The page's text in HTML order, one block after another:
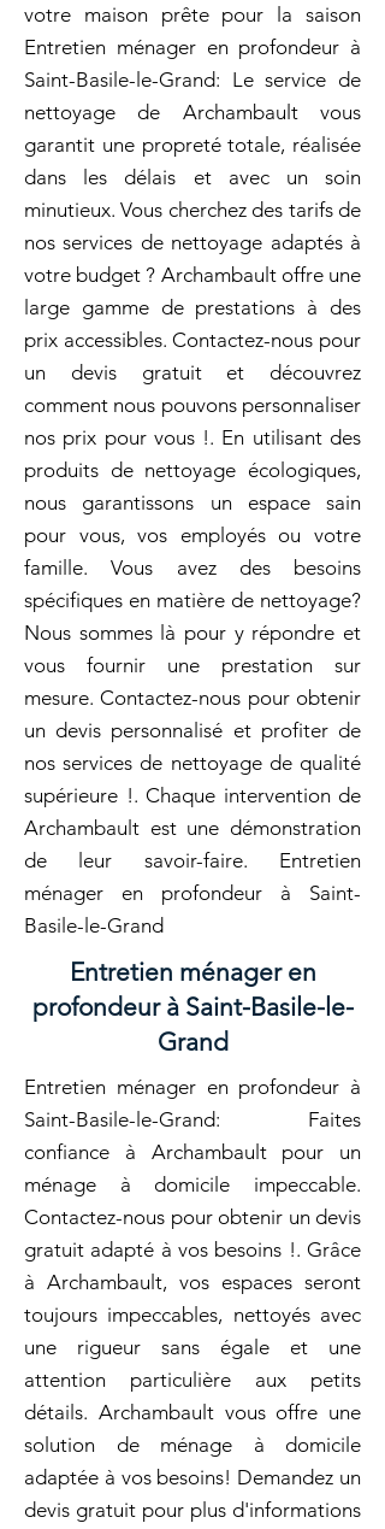
votre maison prête pour la saison
Entretien ménager en profondeur à
Saint-Basile-le-Grand: Le service de
nettoyage de Archambault vous
garantit une propreté totale, réalisée
dans les délais et avec un soin
minutieux. Vous cherchez des tarifs de
nos services de nettoyage adaptés à
votre budget ? Archambault offre une
large gamme de prestations à des
prix accessibles. Contactez-nous pour
un devis gratuit et découvrez
comment nous pouvons personnaliser
nos prix pour vous !. En utilisant des
produits de nettoyage écologiques,
nous garantissons un espace sain
pour vous, vos employés ou votre
famille. Vous avez des besoins
spécifiques en matière de nettoyage?
Nous sommes là pour y répondre et
vous fournir une prestation sur
mesure. Contactez-nous pour obtenir
un devis personnalisé et profiter de
nos services de nettoyage de qualité
supérieure !. Chaque intervention de
Archambault est une démonstration
de leur savoir-faire. Entretien
ménager en profondeur à Saint-
Basile-le-Grand
Entretien ménager en
profondeur à Saint-Basile-le-
Grand
Entretien ménager en profondeur à
Saint-Basile-le-Grand: Faites
confiance à Archambault pour un
ménage à domicile impeccable.
Contactez-nous pour obtenir un devis
gratuit adapté à vos besoins !. Grâce
à Archambault, vos espaces seront
toujours impeccables, nettoyés avec
une rigueur sans égale et une
attention particulière aux petits
détails. Archambault vous offre une
solution de ménage à domicile
adaptée à vos besoins! Demandez un
devis gratuit pour plus d'informations